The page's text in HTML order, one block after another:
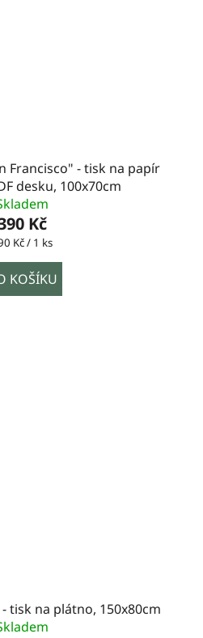
Francisco" - tisk na papír
desku, 100x70cm
Kč
Kč / 1 ks
KOŠÍKU
tisk na plátno, 150x80cm